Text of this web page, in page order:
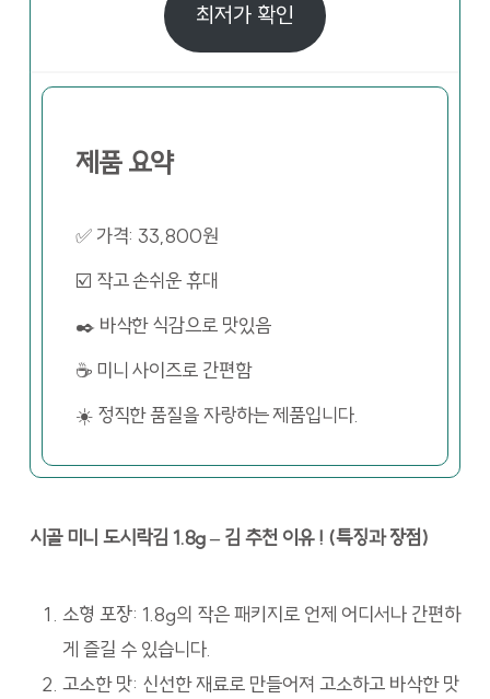
최저가 확인
제품 요약
✅ 가격: 33,800원
☑️ 작고 손쉬운 휴대
✒️ 바삭한 식감으로 맛있음
☕ 미니 사이즈로 간편함
☀️ 정직한 품질을 자랑하는 제품입니다.
시골 미니 도시락김 1.8g – 김 추천 이유 ! (특징과 장점)
소형 포장: 1.8g의 작은 패키지로 언제 어디서나 간편하
게 즐길 수 있습니다.
고소한 맛: 신선한 재료로 만들어져 고소하고 바삭한 맛